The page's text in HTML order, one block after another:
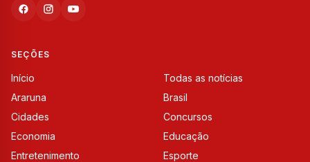
SEÇÕES
Início
Todas as notícias
Araruna
Brasil
Cidades
Concursos
Economia
Educação
Entretenimento
Esporte